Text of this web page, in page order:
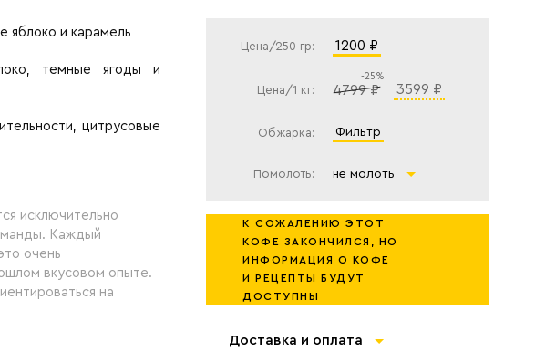
яблоко и карамель
темные ягоды и
цитрусовые
исключительно
Каждый
очень
вкусовом опыте.
на
Цена/250 гр: 1200 ₽
Цена/1 кг: 4799 ₽
-25%
3599 ₽
Обжарка: фильтр
Помолоть: не молоть
К СОЖАЛЕНИЮ ЭТОТ
КОФЕ ЗАКОНЧИЛСЯ, НО
ИНФОРМАЦИЯ О КОФЕ
И РЕЦЕПТЫ БУДУТ
ДОСТУПНЫ
Доставка и оплата